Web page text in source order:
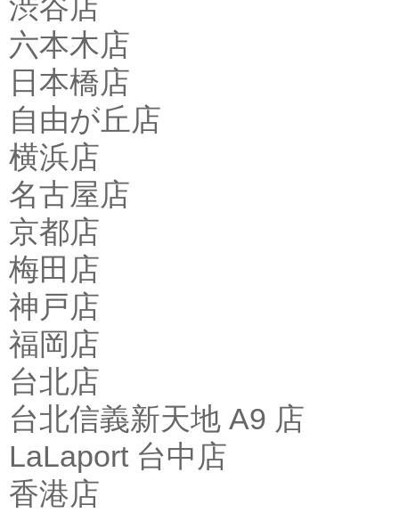
渋谷店
六本木店
日本橋店
自由が丘店
横浜店
名古屋店
京都店
梅田店
神戸店
福岡店
台北店
台北信義新天地 A9 店
LaLaport 台中店
香港店